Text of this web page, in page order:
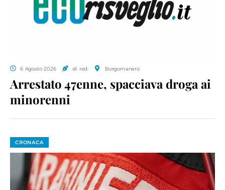
6 Agosto 2026 di red. Borgomanero
Arrestato 47enne, spacciava droga ai
minorenni
CRONACA